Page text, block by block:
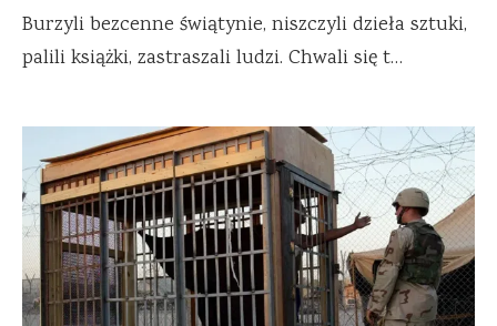
Burzyli bezcenne świątynie, niszczyli dzieła sztuki,
palili książki, zastraszali ludzi. Chwali się t…